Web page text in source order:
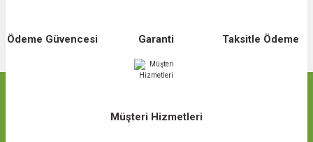
Ödeme Güvencesi Garanti Taksitle Ödeme
Müşteri Hizmetleri